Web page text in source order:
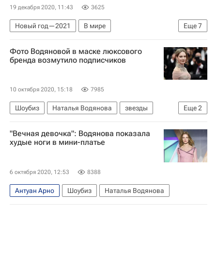
19 декабря 2020, 11:43 3625
Еще7
Новый год—2021
В мире
Великобритания
Эмили Стоун
Светлана Бондарчук
Эмма Уотсон
Варвара Караулова
Фото Водяновой в маске люксового
бренда возмутило подписчиков
10 октября 2020, 15:18 7985
Еще2
Шоубиз Наталья Водянова
звезды
Знаменитости
Коронавирус COVID-19
"Вечная девочка": Водянова показала
худые ноги в мини-платье
6 октября 2020, 12:53 8388
Антуан Арно Шоубиз Наталья Водянова